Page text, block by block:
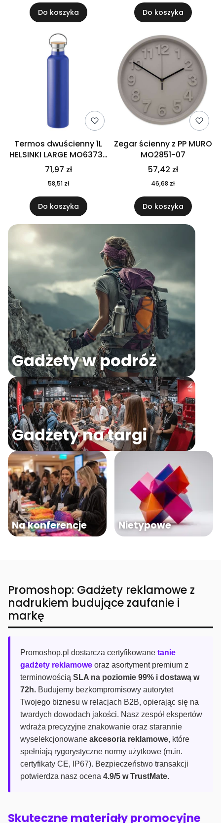
Do koszyka Do koszyka
Termos dwuścienny 1L
HELSINKI LARGE MO6373-
04
71,97 zł
58,51 zł
Do koszyka
Zegar ścienny z PP MURO
MO2851-07
57,42 zł
46,68 zł
Do koszyka
Gadżety w podróż
Gadżety na targi
Na konferencje Nietypowe
Promoshop: Gadżety reklamowe z
nadrukiem budujące zaufanie i
markę
Promoshop.pl dostarcza certyfikowane tanie
gadżety reklamowe oraz asortyment premium z
terminowością SLA na poziomie 99% i dostawą w
72h. Budujemy bezkompromisowy autorytet
Twojego biznesu w relacjach B2B, opierając się na
twardych dowodach jakości. Nasz zespół ekspertów
wdraża precyzyjne znakowanie oraz starannie
wyselekcjonowane akcesoria reklamowe, które
spełniają rygorystyczne normy użytkowe (m.in.
certyfikaty CE, IP67). Bezpieczeństwo transakcji
potwierdza nasz ocena 4.9/5 w TrustMate.
Skuteczne materiały promocyjne